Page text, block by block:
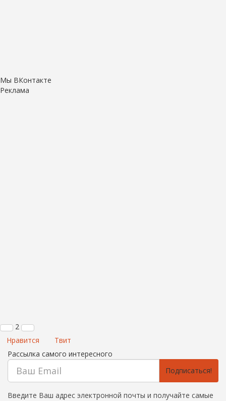
Мы ВКонтакте
Реклама
2
Нравится
Твит
Рассылка самого интересного
Подписаться!
Введите Ваш адрес электронной почты и получайте самые